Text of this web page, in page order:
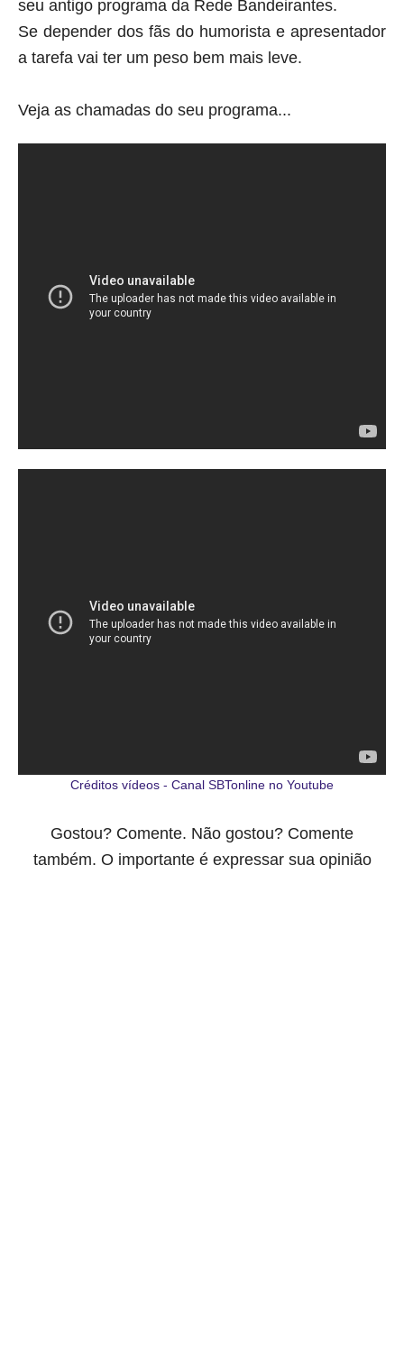
seu antigo programa da Rede Bandeirantes.
Se depender dos fãs do humorista e apresentador
a tarefa vai ter um peso bem mais leve.
Veja as chamadas do seu programa...
Créditos vídeos - Canal SBTonline no Youtube
Gostou? Comente. Não gostou? Comente
também. O importante é expressar sua opinião